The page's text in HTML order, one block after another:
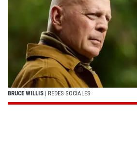
BRUCE WILLIS | REDES SOCIALES